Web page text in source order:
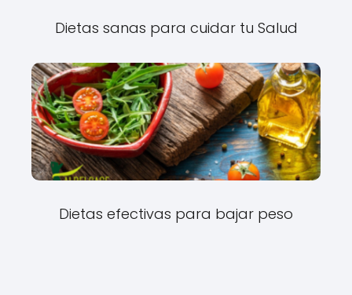
Dietas sanas para cuidar tu Salud
Dietas efectivas para bajar peso